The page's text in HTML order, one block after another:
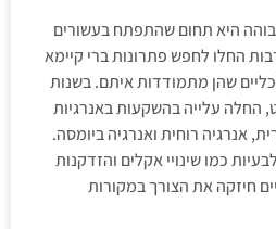
היא תחום שהתפתח בעשורים
החלו לחפש פתרונות ברי קיימא
שהן מתמודדות איתם. בשנות
החלה עלייה בהשקעות באנרגיות
אנרגיה רוחית ואנרגיה ביומסה.
כמו שינויי אקלים והזדקנות
חיזקה את הצורך במקורות